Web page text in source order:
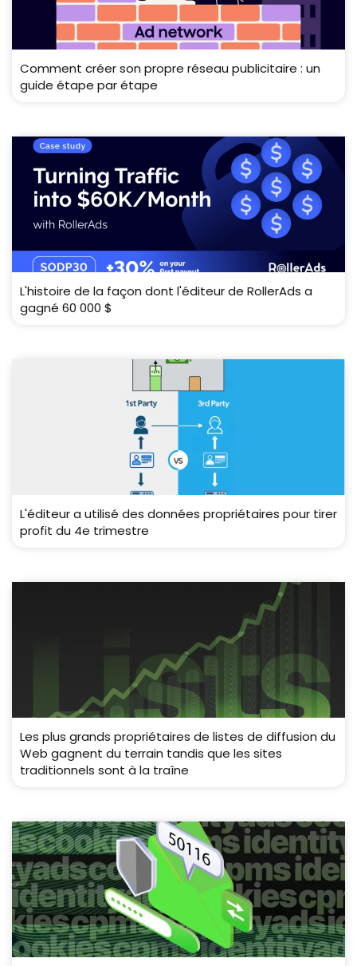
Comment créer son propre réseau publicitaire : un
guide étape par étape
L'histoire de la façon dont l'éditeur de RollerAds a
gagné 60 000 $
L'éditeur a utilisé des données propriétaires pour tirer
profit du 4e trimestre
Les plus grands propriétaires de listes de diffusion du
Web gagnent du terrain tandis que les sites
traditionnels sont à la traîne